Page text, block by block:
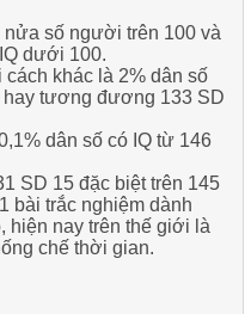
nửa số người trên 100 và
dưới 100.
khác là 2% dân số
tương đương 133 SD
dân số có IQ từ 146
SD 15 đặc biệt trên 145
bài trắc nghiệm dành
hiện nay trên thế giới là
chế thời gian.